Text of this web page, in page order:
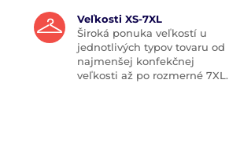
Veľkosti XS-7XL
Široká ponuka veľkostí u
jednotlivých typov tovaru od
najmenšej konfekčnej
veľkosti až po rozmerné 7XL.